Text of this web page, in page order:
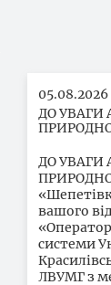
05.08.2026
ДО УВАГИ
ДО УВАГИ
вашого
системи
ЛВУМГ з